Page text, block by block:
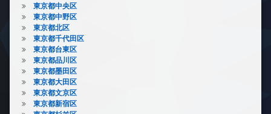
東京都中央区
東京都中野区
東京都北区
東京都千代田区
東京都台東区
東京都品川区
東京都墨田区
東京都大田区
東京都文京区
東京都新宿区